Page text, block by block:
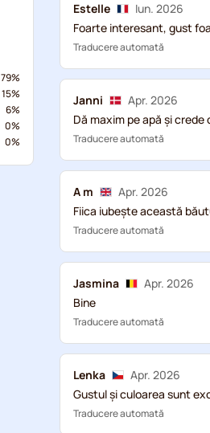
79%
15%
6%
0%
0%
Estelle
Iun. 2026
Foarte interesant, gust
Traducere automată
Janni
Apr. 2026
Dă maxim pe apă și
Traducere automată
A m
Apr. 2026
Fiica iubește această
Traducere automată
Jasmina
Apr. 2026
Bine
Traducere automată
Lenka
Apr. 2026
Gustul și culoarea sunt
Traducere automată